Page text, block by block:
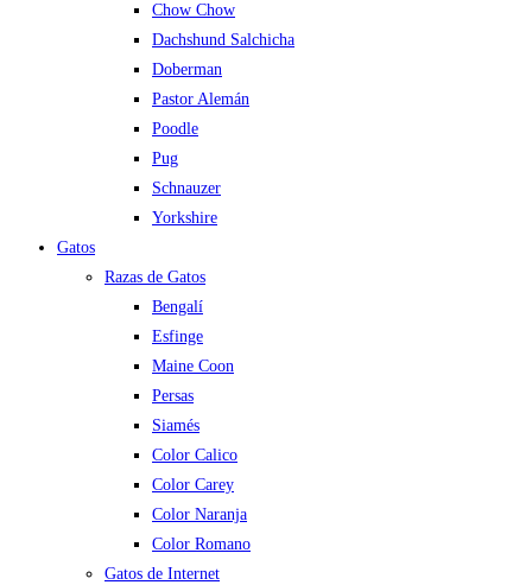
Chow Chow
Dachshund Salchicha
Doberman
Pastor Alemán
Poodle
Pug
Schnauzer
Yorkshire
Gatos
Razas de Gatos
Bengalí
Esfinge
Maine Coon
Persas
Siamés
Color Calico
Color Carey
Color Naranja
Color Romano
Gatos de Internet